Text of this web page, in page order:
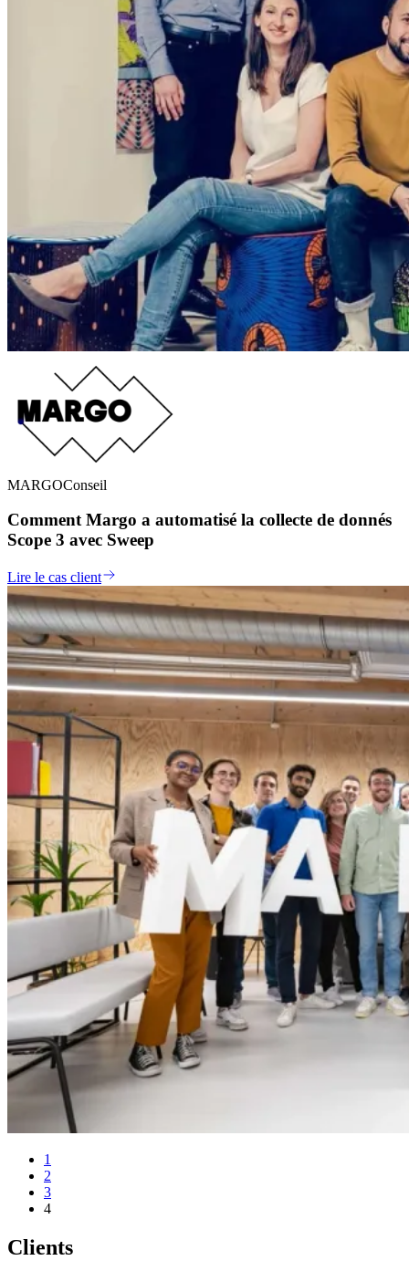
MARGOConseil
Comment Margo a automatisé la collecte de donnés
Scope 3 avec Sweep
Lire le cas client
1
2
3
4
Clients